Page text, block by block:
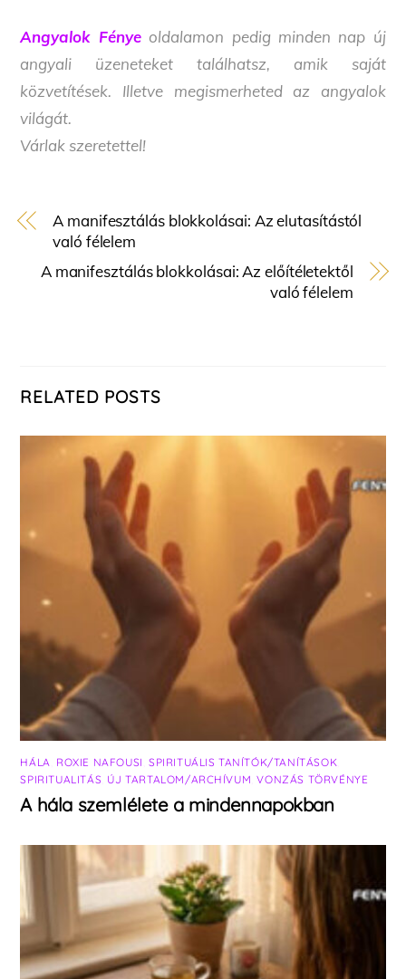
Angyalok Fényeoldalamon pedig minden nap új
angyali üzeneteket találhatsz, amik saját
közvetítések. Illetve megismerheted az angyalok
világát.
Várlak szeretettel!
A manifesztálás blokkolásai: Az elutasítástól
való félelem
A manifesztálás blokkolásai: Az előítéletektől
való félelem
RELATED POSTS
HÁLA ROXIE NAFOUSI SPIRITUÁLIS TANÍTÓK/TANÍTÁSOK
SPIRITUALITÁS ÚJ TARTALOM/ARCHÍVUM ,VONZÁS TÖRVÉNYE
A hála szemlélete a mindennapokban